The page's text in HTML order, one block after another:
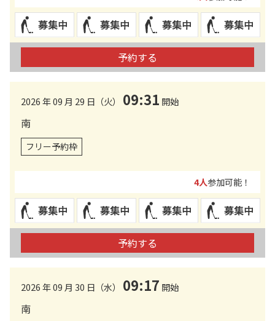
予約する
2026 年 09 月 29 日（火） 09:31 開始
南
フリー予約枠
4人参加可能！
予約する
2026 年 09 月 30 日（水） 09:17 開始
南